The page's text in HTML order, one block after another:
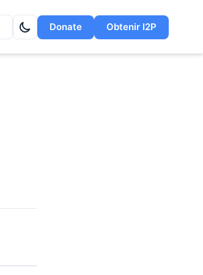
Donate Obtenir I2P